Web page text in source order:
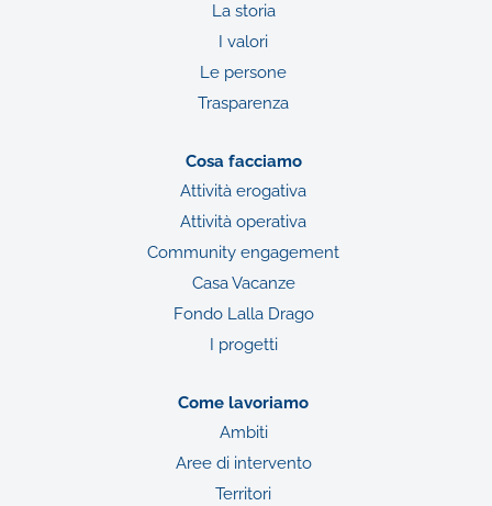
La storia
I valori
Le persone
Trasparenza
Cosa facciamo
Attività erogativa
Attività operativa
Community engagement
Casa Vacanze
Fondo Lalla Drago
I progetti
Come lavoriamo
Ambiti
Aree di intervento
Territori